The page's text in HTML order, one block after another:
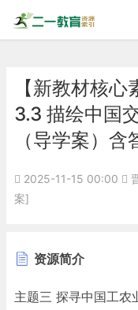
【新教材核
3.3 描绘中国
（导学案）含
2025-11-15 00:00
案]
资源简介
主题三 探寻中国工农